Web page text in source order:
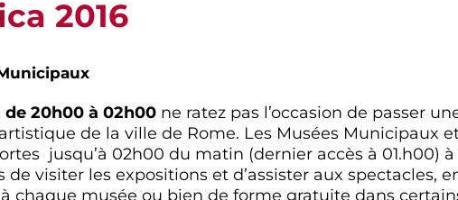
2016
de 20h00 à 02h00 ne ratez pas l’occasion de passer
de la ville de Rome. Les Musées Municipaux
jusqu’à 02h00 du matin (dernier accès à 01.h00)
visiter les expositions et d’assister aux spectacles,
chaque musée ou bien de forme gratuite dans